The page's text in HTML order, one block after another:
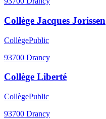
Collège Jacques Jorissen
CollègePublic
93700 Drancy
Collège Liberté
CollègePublic
93700 Drancy